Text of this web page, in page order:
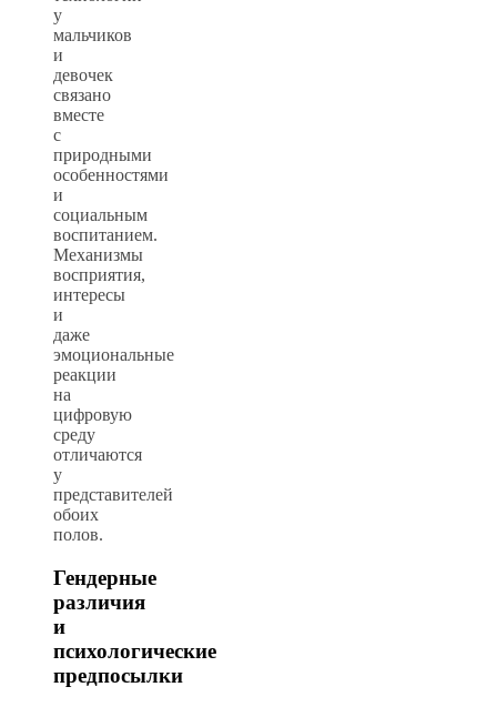
у
мальчиков
и
девочек
связано
вместе
с
природными
особенностями
и
социальным
воспитанием.
Механизмы
восприятия,
интересы
и
даже
эмоциональные
реакции
на
цифровую
среду
отличаются
у
представителей
обоих
полов.
Гендерные
различия
и
психологические
предпосылки